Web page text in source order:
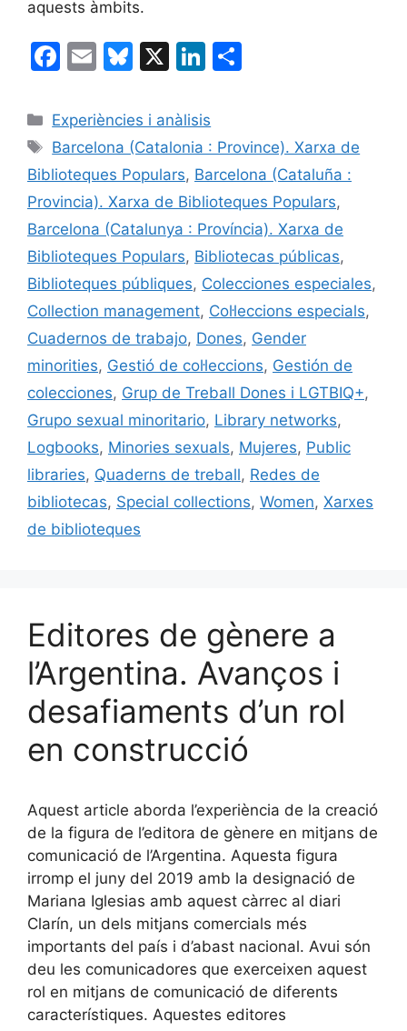
aquests àmbits.
F
c
e
b
o
o
k
E
ai
l
Bl
e
s
k
y
X
Li
k
e
dI
n
p
ar
te
ix
Categories
Experiències i anàlisis
Etiquetes
Barcelona (Catalonia : Province). Xarxa de
Biblioteques Populars, Barcelona (Cataluña :
Provincia). Xarxa de Biblioteques Populars,
Barcelona (Catalunya : Província). Xarxa de
Biblioteques Populars, Bibliotecas públicas,
Biblioteques públiques, Colecciones especiales,
Collection management, Col·leccions especials,
Cuadernos de trabajo, Dones, Gender
minorities, Gestió de col·leccions, Gestión de
colecciones, Grup de Treball Dones i LGTBIQ+,
Grupo sexual minoritario, Library networks,
Logbooks, Minories sexuals, Mujeres, Public
libraries, Quaderns de treball, Redes de
bibliotecas, Special collections, Women, Xarxes
de biblioteques
Editores de gènere a
l’Argentina. Avanços i
desafiaments d’un rol
en construcció
Aquest article aborda l’experiència de la creació
de la figura de l’editora de gènere en mitjans de
comunicació de l’Argentina. Aquesta figura
irromp el juny del 2019 amb la designació de
Mariana Iglesias amb aquest càrrec al diari
Clarín, un dels mitjans comercials més
importants del país i d’abast nacional. Avui són
deu les comunicadores que exerceixen aquest
rol en mitjans de comunicació de diferents
característiques. Aquestes editores